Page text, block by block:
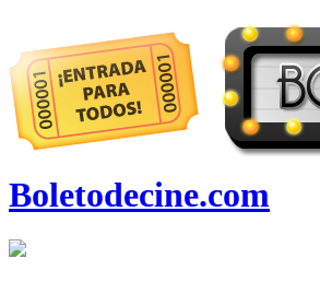
Boletodecine.com